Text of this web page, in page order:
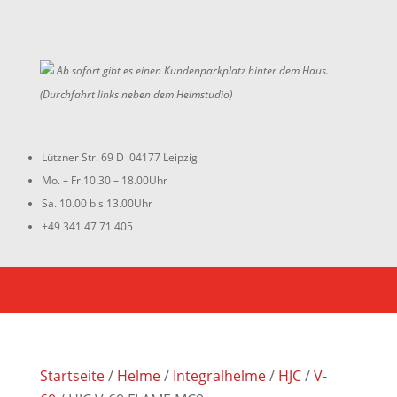
Ab sofort gibt es einen Kundenparkplatz hinter dem Haus.
(Durchfahrt links neben dem Helmstudio)
Lützner Str. 69 D 04177 Leipzig
Mo. – Fr.10.30 – 18.00Uhr
Sa. 10.00 bis 13.00Uhr
+49 341 47 71 405
Startseite/ Helme/ Integralhelme/ HJC/V-